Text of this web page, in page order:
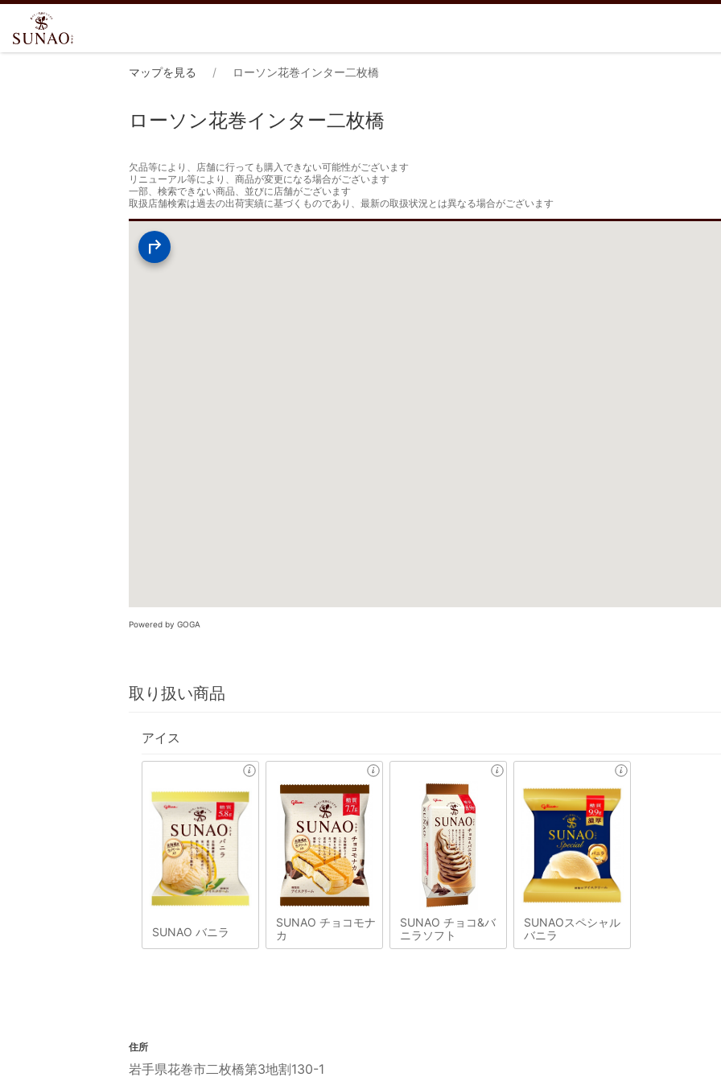
マップを見る ローソン花巻インター二枚橋
ローソン花巻インター二枚橋
欠品等により、店舗に行っても購入できない可能性がございます
リニューアル等により、商品が変更になる場合がございます
一部、検索できない商品、並びに店舗がございます
取扱店舗検索は過去の出荷実績に基づくものであり、最新の取扱状況とは異なる場合がございます
Powered by GOGA
取り扱い商品
アイス
SUNAO バニラ
SUNAO チョコモナ
カ
SUNAO チョコ&バ
ニラソフト
SUNAOスペシャル
バニラ
住所
岩手県花巻市二枚橋第3地割130-1